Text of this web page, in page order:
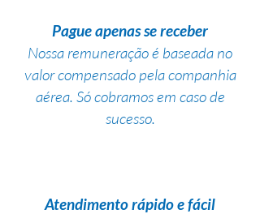
Pague apenas se receber
Nossa remuneração é baseada no
valor compensado pela companhia
aérea. Só cobramos em caso de
sucesso.
Atendimento rápido e fácil